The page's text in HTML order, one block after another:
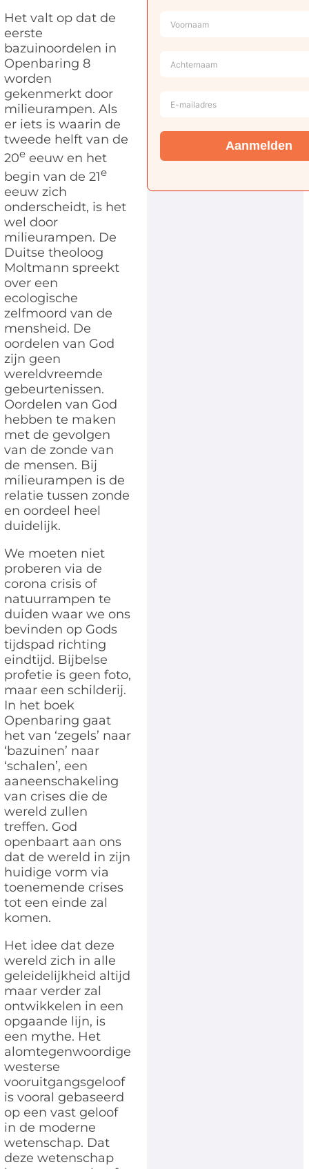
Het valt op dat de
eerste
bazuinoordelen in
Openbaring 8
worden
gekenmerkt door
milieurampen. Als
er iets is waarin de
tweede helft van de
20e eeuw en het
begin van de 21e
eeuw zich
onderscheidt, is het
wel door
milieurampen. De
Duitse theoloog
Moltmann spreekt
over een
ecologische
zelfmoord van de
mensheid. De
oordelen van God
zijn geen
wereldvreemde
gebeurtenissen.
Oordelen van God
hebben te maken
met de gevolgen
van de zonde van
de mensen. Bij
milieurampen is de
relatie tussen zonde
en oordeel heel
duidelijk.
We moeten niet
proberen via de
corona crisis of
natuurrampen te
duiden waar we ons
bevinden op Gods
tijdspad richting
eindtijd. Bijbelse
profetie is geen foto,
maar een schilderij.
In het boek
Openbaring gaat
het van ‘zegels’ naar
‘bazuinen’ naar
‘schalen’, een
aaneenschakeling
van crises die de
wereld zullen
treffen. God
openbaart aan ons
dat de wereld in zijn
huidige vorm via
toenemende crises
tot een einde zal
komen.
Het idee dat deze
wereld zich in alle
geleidelijkheid altijd
maar verder zal
ontwikkelen in een
opgaande lijn, is
een mythe. Het
alomtegenwoordige
westerse
vooruitgangsgeloof
is vooral gebaseerd
op een vast geloof
in de moderne
wetenschap. Dat
deze wetenschap
Aanmelden